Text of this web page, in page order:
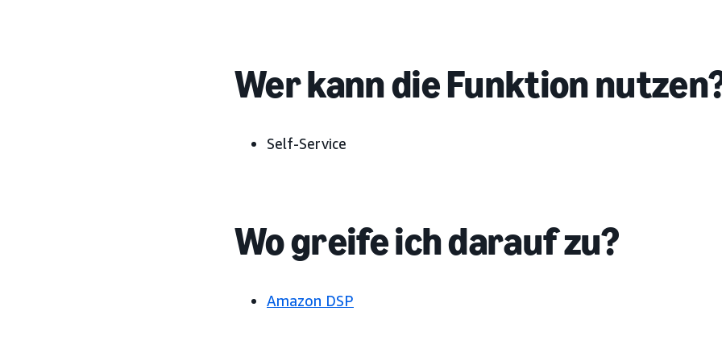
Wer kann die Funktion
Self-Service
Wo greife ich darauf zu?
Amazon DSP